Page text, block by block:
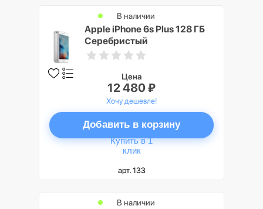
Apple iPhone 6s Plus 128 ГБ
Серебристый
В наличии
Цена
12 480 ₽
Хочу дешевле!
Добавить в корзину
Купить в 1
клик
арт. 133
В наличии